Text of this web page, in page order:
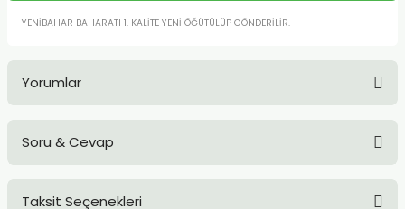
YENİBAHAR BAHARATI 1. KALİTE YENİ ÖĞÜTÜLÜP GÖNDERİLİR.
Yorumlar
Soru & Cevap
Taksit Seçenekleri